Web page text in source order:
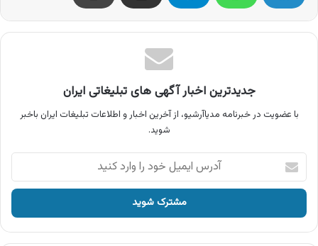
جدیدترین اخبار آگهی های تبلیغاتی ایران
با عضویت در خبرنامه مدیاآرشیو، از آخرین اخبار و اطلاعات تبلیغات ایران باخبر
شوید.
آدرس
ایمیل
خود
وارد
کنید